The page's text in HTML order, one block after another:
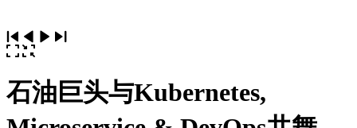
石油巨头与Kubernetes,